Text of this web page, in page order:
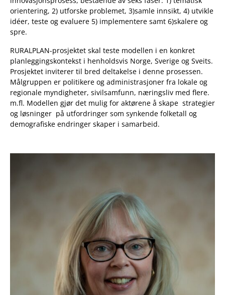
orientering, 2) utforske problemet, 3)samle innsikt, 4) utvikle
idéer, teste og evaluere 5) implementere samt 6)skalere og
spre.
RURALPLAN-prosjektet skal teste modellen i en konkret
planleggingskontekst i henholdsvis Norge, Sverige og Sveits.
Prosjektet inviterer til bred deltakelse i denne prosessen.
Målgruppen er politikere og administrasjoner fra lokale og
regionale myndigheter, sivilsamfunn, næringsliv med flere.
m.fl. Modellen gjør det mulig for aktørene å skape strategier
og løsninger på utfordringer som synkende folketall og
demografiske endringer skaper i samarbeid.